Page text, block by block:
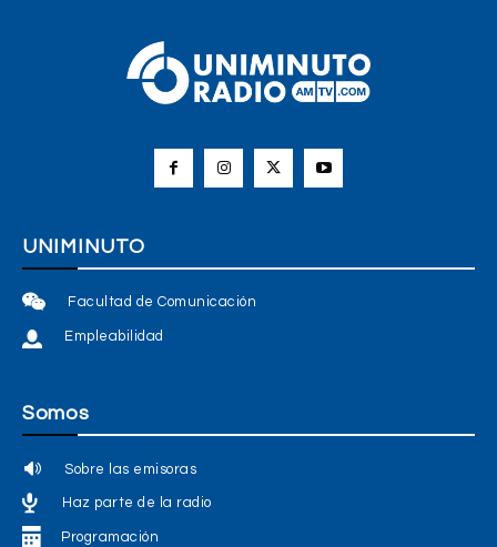
UNIMINUTO
Facultad de Comunicación
Empleabilidad
Somos
Sobre las emisoras
Haz parte de la radio
Programación